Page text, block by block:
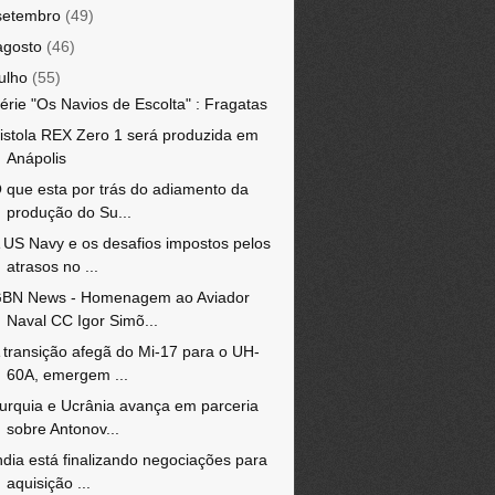
(49)
(46)
(55)
"Os Navios de Escolta" : Fragatas
REX Zero 1 será produzida em
Anápolis
que esta por trás do adiamento da
produção do Su...
US Navy e os desafios impostos pelos
atrasos no ...
News - Homenagem ao Aviador
Naval CC Igor Simõ...
transição afegã do Mi-17 para o UH-
60A, emergem ...
e Ucrânia avança em parceria
sobre Antonov...
está finalizando negociações para
aquisição ...